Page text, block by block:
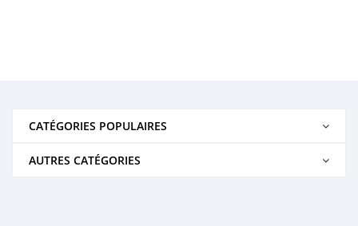
CATÉGORIES POPULAIRES
AUTRES CATÉGORIES